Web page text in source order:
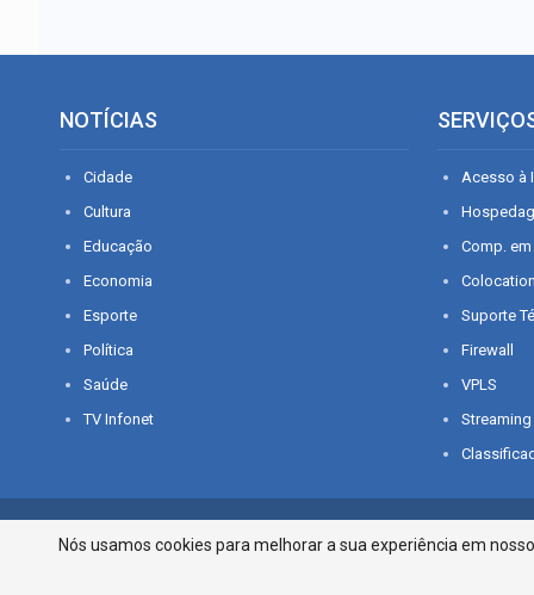
NOTÍCIAS
Cidade
Cultura
Educação
Economia
Esporte
Política
Saúde
TV Infonet
Acesso à
Comp.
Suporte
Firewall
VPLS
Streaming
© 2026 - O que é notícia em Sergipe. Todos os direitos reservados.
Nós usamos cookies para melhorar a sua experiência em